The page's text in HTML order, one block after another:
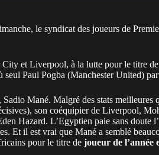
le syndicat des joueurs de
et Liverpool, à la lutte pour le titre
seul Paul Pogba (Manchester United)
Mané. Malgré des stats meilleures
son coéquipier de Liverpool,
Hazard. L’Egyptien paie sans doute
Et il est vrai que Mané a semblé
pour le titre de joueur de l’année